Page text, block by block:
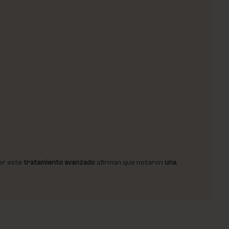
este tratamiento avanzadoafirman que notaron una